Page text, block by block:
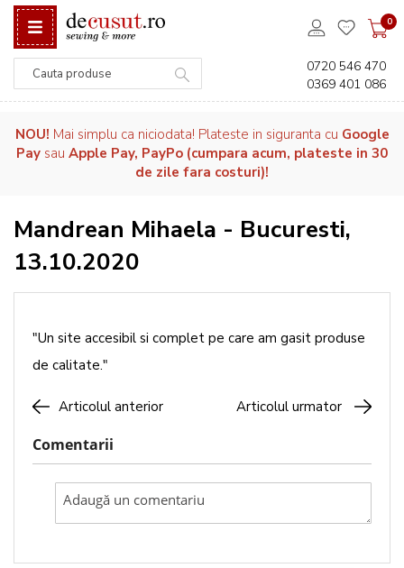
0
0720 546 470
0369 401 086
NOU! Mai simplu ca niciodata! Plateste in siguranta cu Google
Pay sau Apple Pay, PayPo (cumpara acum, plateste in 30
de zile fara costuri)!
Mandrean Mihaela - Bucuresti,
13.10.2020
"Un site accesibil si complet pe care am gasit produse
de calitate."
Articolul anterior Articolul urmator
Comentarii